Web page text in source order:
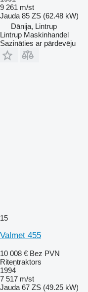
9 261 m/st
Jauda 85 ZS (62.48 kW)
Dānija, Lintrup
Lintrup Maskinhandel
Sazināties ar pārdevēju
15
Valmet 455
10 008 € Bez PVN
Riteņtraktors
1994
7 517 m/st
Jauda 67 ZS (49.25 kW)